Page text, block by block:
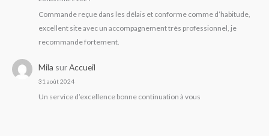
Commande reçue dans les délais et conforme comme d’habitude,
excellent site avec un accompagnement très professionnel, je
recommande fortement.
Mila surAccueil
31 août 2024
Un service d’excellence bonne continuation à vous